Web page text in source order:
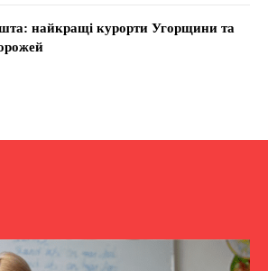
найкращі курорти Угорщини та